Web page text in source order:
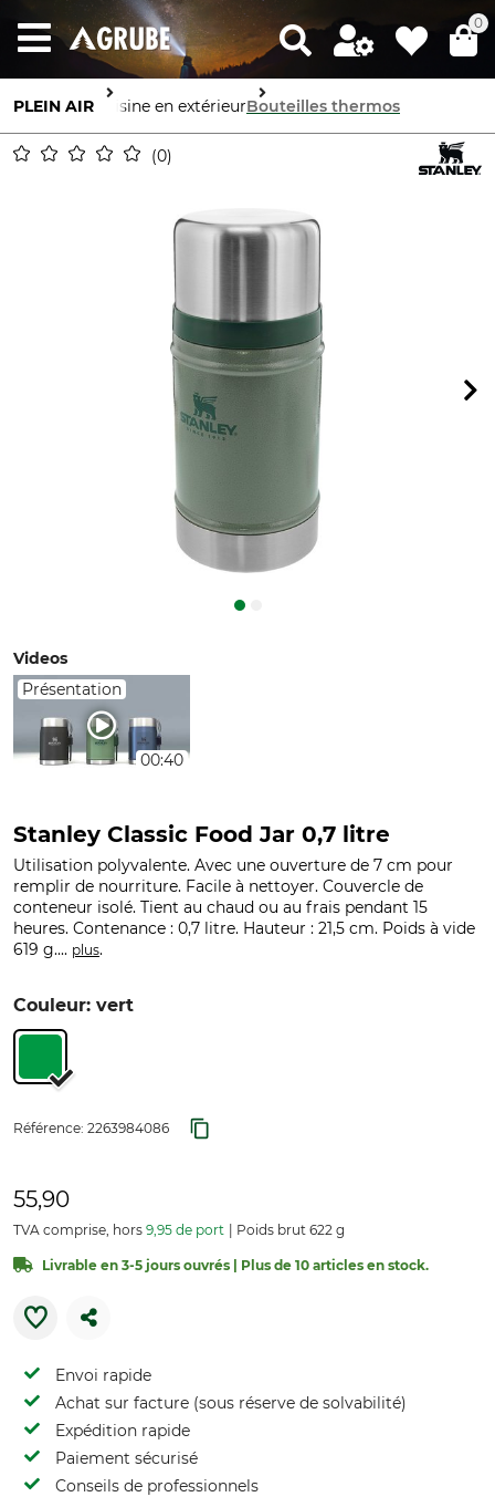
0
PLEIN AIR Cuisine en extérieurBouteilles thermos
0
Videos
Présentation
00:40
Stanley Classic Food Jar 0,7 litre
Utilisation polyvalente. Avec une ouverture de 7 cm pour
remplir de nourriture. Facile à nettoyer. Couvercle de
conteneur isolé. Tient au chaud ou au frais pendant 15
heures. Contenance : 0,7 litre. Hauteur : 21,5 cm. Poids à vide
619 g.... plus.
Couleur: vert
Référence: 2263984086
55,90
TVA comprise, hors 9,95 de port Poids brut 622 g
Livrable en 3-5 jours ouvrés | Plus de 10 articles en stock.
Envoi rapide
Achat sur facture (sous réserve de solvabilité)
Expédition rapide
Paiement sécurisé
Conseils de professionnels